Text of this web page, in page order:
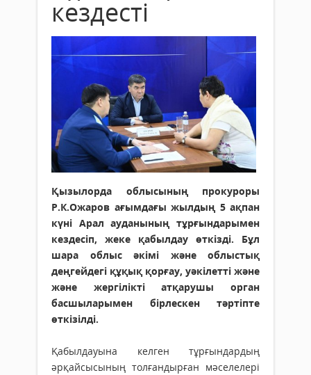
кездесті
Қызылорда облысының прокуроры
Р.К.Ожаров ағымдағы жылдың 5 ақпан
күні Арал ауданының тұрғындарымен
кездесіп, жеке қабылдау өткізді. Бұл
шара облыс әкімі және облыстық
деңгейдегі құқық қорғау, уәкілетті және
және жергілікті атқарушы орган
басшыларымен бірлескен тәртіпте
өткізілді.
Қабылдауына келген тұрғындардың
әрқайсысының толғандырған мәселелері